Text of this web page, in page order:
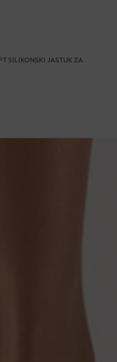
SILIKONSKI JASTUK ZA